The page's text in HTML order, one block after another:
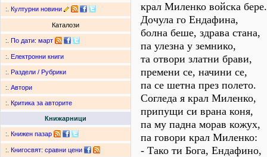
:. Културни новини
Каталози
:. По дати: март
:. Електронни книги
:. Раздели / Рубрики
:. Автори
:. Критика за авторите
Книжарници
:. Книжен пазар
:. Книгосвят: сравни цени
крал Миленко войска бере.
Дочула го Ендафина,
болна беше, здрава стана,
па улезна у земнико,
та отвори златни брави,
премени се, начини се,
па се шетна през полето.
Согледа я крал Миленко,
припущи си врана коня,
па му падна морав кожух,
па говори крал Миленко:
- Тако ти Бога, Ендафино,